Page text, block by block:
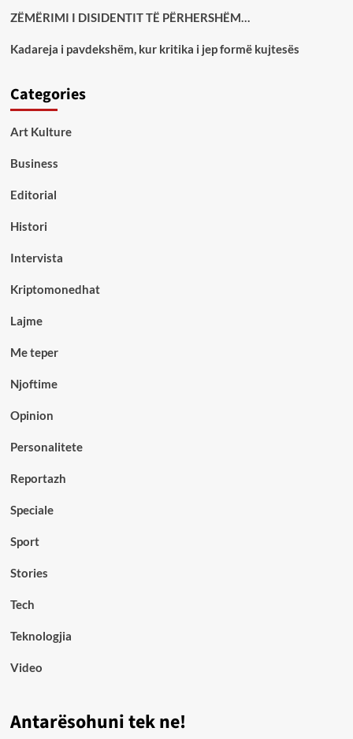
ZËMËRIMI I DISIDENTIT TË PËRHERSHËM…
Kadareja i pavdekshëm, kur kritika i jep formë kujtesës
Categories
Art Kulture
Business
Editorial
Histori
Intervista
Kriptomonedhat
Lajme
Me teper
Njoftime
Opinion
Personalitete
Reportazh
Speciale
Sport
Stories
Tech
Teknologjia
Video
Antarësohuni tek ne!